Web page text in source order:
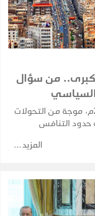
من سؤال
السياسي
تشهد العاصمة عدن، منذ يناير 2026م، موجة من التحولات
حدود التنافس
العدني ذاته،
المدينة وخصوصيتها
المزيد